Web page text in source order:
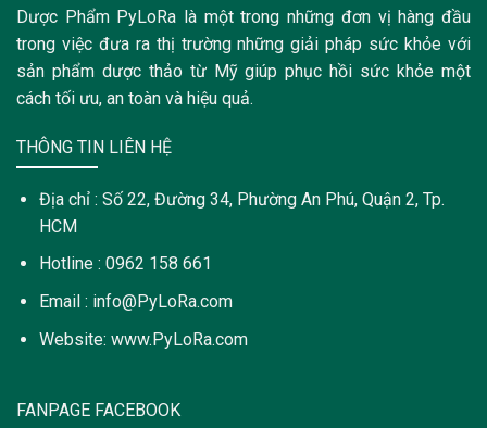
Dược Phẩm PyLoRa là một trong những đơn vị hàng đầu
trong việc đưa ra thị trường những giải pháp sức khỏe với
sản phẩm dược thảo từ Mỹ giúp phục hồi sức khỏe một
cách tối ưu, an toàn và hiệu quả.
THÔNG TIN LIÊN HỆ
Địa chỉ : Số 22, Đường 34, Phường An Phú, Quận 2, Tp.
HCM
Hotline : 0962 158 661
Email : info@PyLoRa.com
Website: www.PyLoRa.com
FANPAGE FACEBOOK